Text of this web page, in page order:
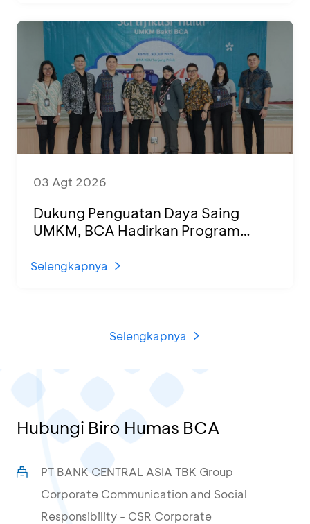
03 Agt 2026
Dukung Penguatan Daya Saing
UMKM, BCA Hadirkan Program
di KCU Tanjung Priok
Selengkapnya
Selengkapnya
Hubungi Biro Humas BCA
PT BANK CENTRAL ASIA TBK Group
Corporate Communication and Social
Responsibility - CSR Corporate